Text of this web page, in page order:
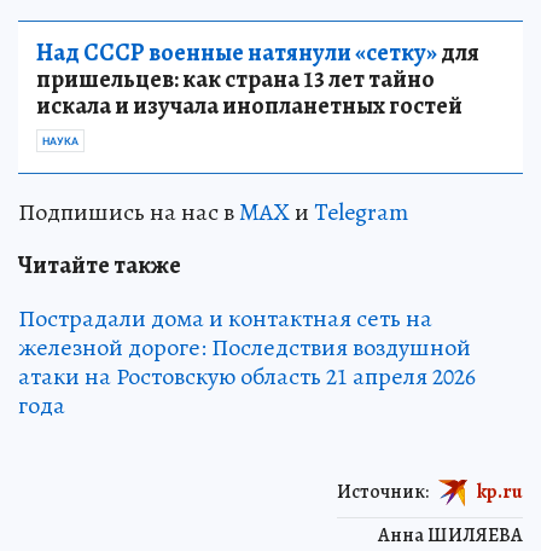
Над СССР военные натянули «сетку»для
пришельцев: как страна 13 лет тайно
искала и изучала инопланетных гостей
НАУКА
Подпишись на нас вMAXиTelegram
Читайте также
Пострадали дома и контактная сеть на
железной дороге: Последствия воздушной
атаки на Ростовскую область 21 апреля 2026
года
Анна ШИЛЯЕВА
Источник: kp.ru